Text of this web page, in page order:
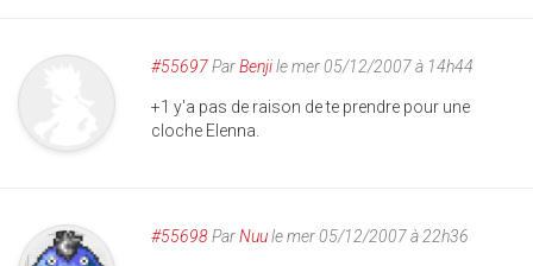
#55697ParBenjile mer 05/12/2007 à 14h44
+1 y'a pas de raison de te prendre pour une
cloche Elenna.
#55698ParNuule mer 05/12/2007 à 22h36